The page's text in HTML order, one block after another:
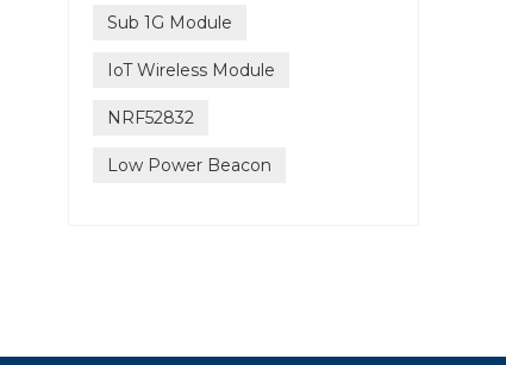
Sub 1G Module
IoT Wireless Module
NRF52832
Low Power Beacon